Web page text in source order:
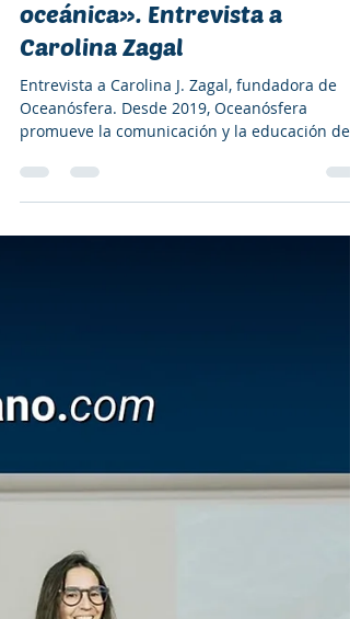
15 feb 1 min de lectura
Salvemos la Patagonia:
Conservación marina en Chile:
una fundación trabaja para
construir una «cultura
promueve la comunicación y la educación de
conservación marina. Busca inspirar a las
y comunicación ambiental: así trabaja
Recursos educativos; Comunicación y
colaboración-, los números dan cuenta de un
nicho que necesi